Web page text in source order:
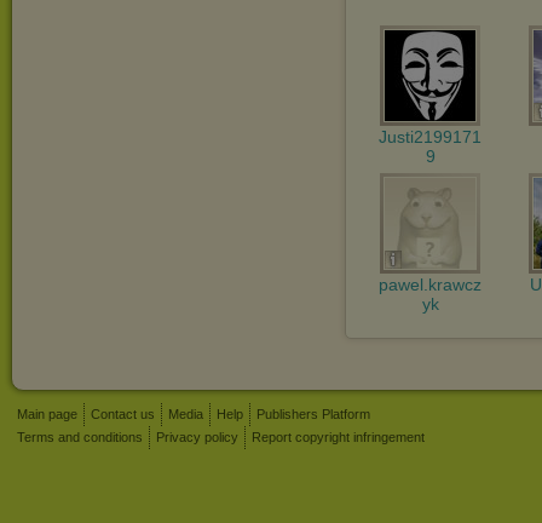
Justi2199171
9
pawel.krawcz
yk
Main page Contact us Media Help
Publishers Platform
Terms and conditions
Privacy policy Report copyright infringement